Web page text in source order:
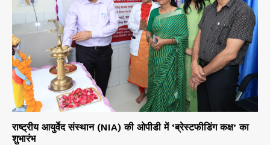
राष्ट्रीय आयुर्वेद संस्थान (NIA) की ओपीडी में ‘ब्रेस्टफीडिंग कक्ष’ का
शुभारंभ